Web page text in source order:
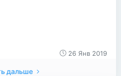
26 Янв 2019
дальше